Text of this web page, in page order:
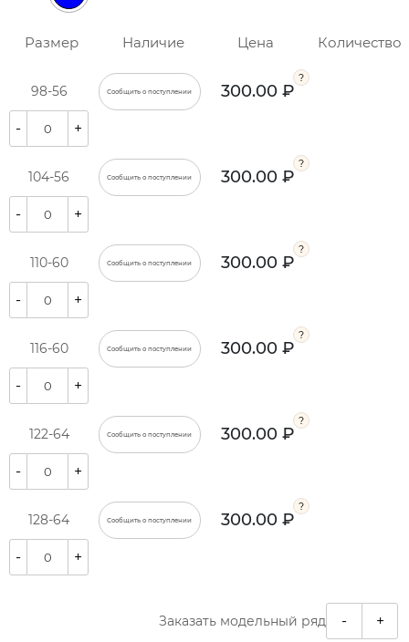
Размер Наличие Цена Количество
98-56 Сообщить о поступлении 300.00 ₽
- +
104-56 Сообщить о поступлении 300.00 ₽
- +
110-60 Сообщить о поступлении 300.00 ₽
- +
116-60 Сообщить о поступлении 300.00 ₽
- +
122-64 Сообщить о поступлении 300.00 ₽
- +
128-64 Сообщить о поступлении 300.00 ₽
- +
Заказать модельный ряд - +